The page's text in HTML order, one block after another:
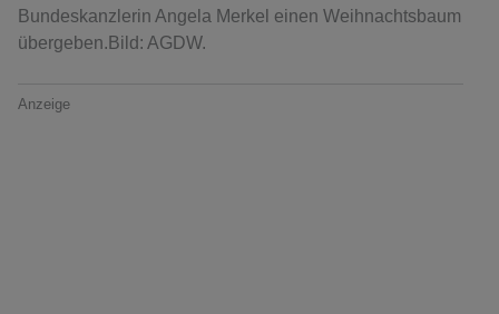
Bundeskanzlerin Angela Merkel einen Weihnachtsbaum
übergeben.Bild: AGDW.
Anzeige